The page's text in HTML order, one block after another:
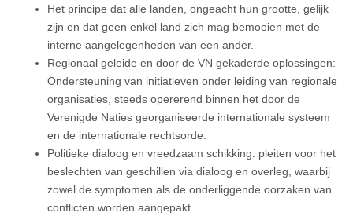
Het principe dat alle landen, ongeacht hun grootte, gelijk
zijn en dat geen enkel land zich mag bemoeien met de
interne aangelegenheden van een ander.
Regionaal geleide en door de VN gekaderde oplossingen:
Ondersteuning van initiatieven onder leiding van regionale
organisaties, steeds opererend binnen het door de
Verenigde Naties georganiseerde internationale systeem
en de internationale rechtsorde.
Politieke dialoog en vreedzaam schikking: pleiten voor het
beslechten van geschillen via dialoog en overleg, waarbij
zowel de symptomen als de onderliggende oorzaken van
conflicten worden aangepakt.